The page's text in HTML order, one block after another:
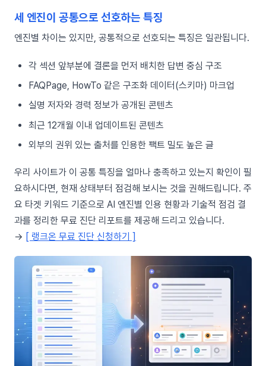
세 엔진이 공통으로 선호하는 특징
엔진별 차이는 있지만, 공통적으로 선호되는 특징은 일관됩니다.
각 섹션 앞부분에 결론을 먼저 배치한 답변 중심 구조
FAQPage, HowTo 같은 구조화 데이터(스키마) 마크업
실명 저자와 경력 정보가 공개된 콘텐츠
최근 12개월 이내 업데이트된 콘텐츠
외부의 권위 있는 출처를 인용한 팩트 밀도 높은 글
우리 사이트가 이 공통 특징을 얼마나 충족하고 있는지 확인이 필
요하시다면, 현재 상태부터 점검해 보시는 것을 권해드립니다. 주
요 타겟 키워드 기준으로 AI 엔진별 인용 현황과 기술적 점검 결
과를 정리한 무료 진단 리포트를 제공해 드리고 있습니다.
→ [ 랭크온 무료 진단 신청하기 ]